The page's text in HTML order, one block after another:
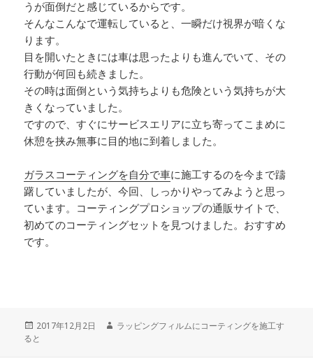
うが面倒だと感じているからです。
そんなこんなで運転していると、一瞬だけ視界が暗くな
ります。
目を開いたときには車は思ったよりも進んでいて、その
行動が何回も続きました。
その時は面倒という気持ちよりも危険という気持ちが大
きくなっていました。
ですので、すぐにサービスエリアに立ち寄ってこまめに
休憩を挟み無事に目的地に到着しました。
ガラスコーティングを自分で車に施工するのを今まで躊
躇していましたが、今回、しっかりやってみようと思っ
ています。コーティングプロショップの通販サイトで、
初めてのコーティングセットを見つけました。おすすめ
です。
投
稿
2017年12月2日
作
ラッピングフィルムにコーティングを施工す
ると